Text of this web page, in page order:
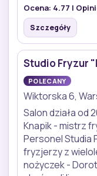
Ocena: 4.77 |
Szczegóły
Studio Fryzur
POLECANY
Wiktorska 6,
Salon działa od
Knapik - mistrz
Personel Studia
fryzjerzy z
nożyczek -